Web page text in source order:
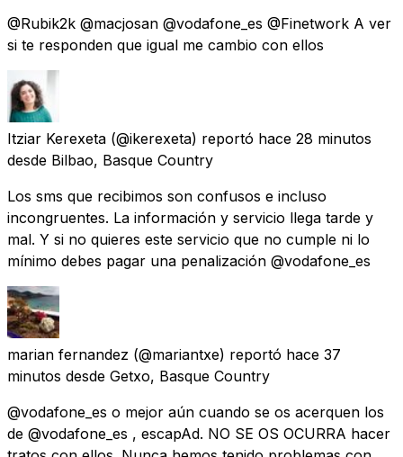
@Rubik2k @macjosan @vodafone_es @Finetwork A ver
si te responden que igual me cambio con ellos
Itziar Kerexeta (@ikerexeta) reportó hace 28 minutos
desde Bilbao, Basque Country
Los sms que recibimos son confusos e incluso
incongruentes. La información y servicio llega tarde y
mal. Y si no quieres este servicio que no cumple ni lo
mínimo debes pagar una penalización @vodafone_es
marian fernandez (@mariantxe) reportó hace 37
minutos desde Getxo, Basque Country
@vodafone_es o mejor aún cuando se os acerquen los
de @vodafone_es , escapAd. NO SE OS OCURRA hacer